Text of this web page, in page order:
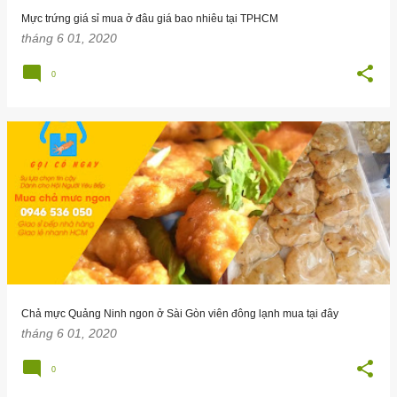
Mực trứng giá sỉ mua ở đâu giá bao nhiêu tại TPHCM
tháng 6 01, 2020
0
Chả mực Quảng Ninh ngon ở Sài Gòn viên đông lạnh mua tại đây
tháng 6 01, 2020
0